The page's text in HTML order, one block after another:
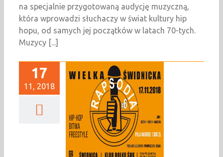
na specjalnie przygotowaną audycję muzyczną,
która wprowadzi słuchaczy w świat kultury hip
hopu, od samych jej początków w latach 70-tych.
Muzycy [...]
17
11, 2018